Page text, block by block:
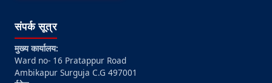
संपर्क सूत्र
मुख्य कार्यालय:
Ward no- 16 Pratappur Road
Ambikapur Surguja C.G 497001